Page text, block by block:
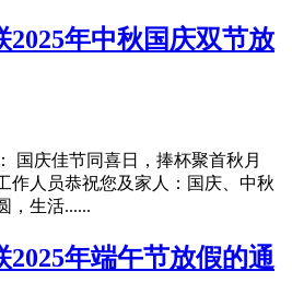
2025年中秋国庆双节放
国庆佳节同喜日，捧杯聚首秋月
作人员恭祝您及家人：国庆、中秋
，生活......
2025年端午节放假的通